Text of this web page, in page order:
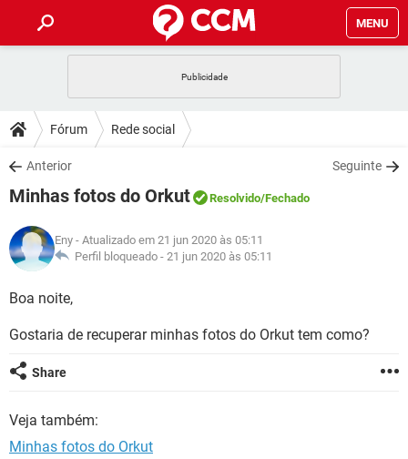
MENU
CELULAR
OUTLOOK
INSTAGRAM GMAIL
GUIA DE COMPRAS
DICAS
JOGOS
INSTAGRAM GMAIL
GUIA DE COMPRAS
DOWNLOADS
JOGOS WHATSAPP
CELULAR
OUTLOOK EXCEL
INSTAGRAM
JOGOS WHATSAPP
CELULAR
OUTLOOK
INSTAGRAM GMAIL
GUIA DE COMPRAS
GLOSSÁRIO
INSTAGRAM
GUIA DE COMPRAS
Fórum Rede social
Anterior Seguinte
Minhas fotos do Orkut Resolvido/Fechado
Eny - Atualizado em 21 jun 2020 às 05:11
Perfil bloqueado - 21 jun 2020 às 05:11
Boa noite,
Gostaria de recuperar minhas fotos do Orkut tem como?
Share
Veja também:
Minhas fotos do Orkut